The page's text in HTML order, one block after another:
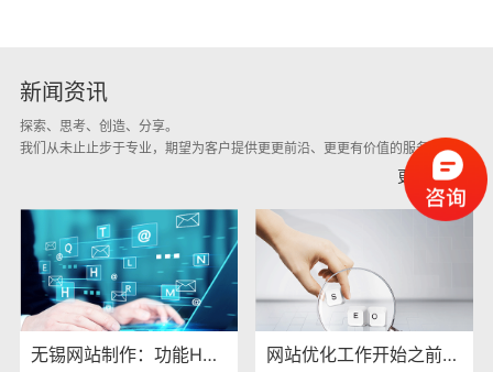
新闻资讯
探索、思考、创造、分享。
我们从未⽌止步于专业，期望为客户提供更更前沿、更更有价值的服务。
更多新闻 +
无锡网站制作：功能HTML5网站建设发展 网站优化工作开始之前需要想清楚这四件事